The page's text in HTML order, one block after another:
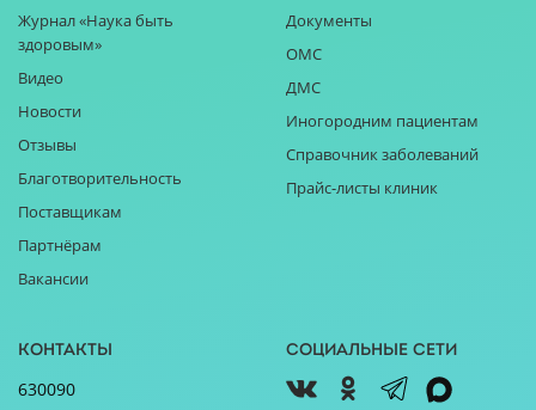
Журнал «Наука быть
здоровым»
Видео
Новости
Отзывы
Благотворительность
Поставщикам
Партнёрам
Вакансии
Документы
ОМС
ДМС
Иногородним пациентам
Справочник заболеваний
Прайс-листы клиник
Контакты
630090
Социальные сети